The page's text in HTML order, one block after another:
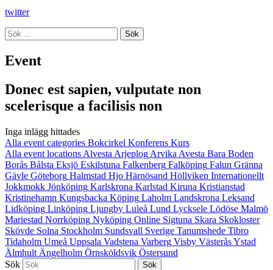
twitter
Sök
Event
Donec est sapien, vulputate non
scelerisque a facilisis non
Inga inlägg hittades
Alla event categories Bokcirkel Konferens Kurs
Alla event locations Alvesta Arjeplog Arvika Avesta Bara Boden
Borås Bålsta Eksjö Eskilstuna Falkenberg Falköping Falun Gränna
Gävle Göteborg Halmstad Hjo Härnösand Höllviken Internationellt
Jokkmokk Jönköping Karlskrona Karlstad Kiruna Kristianstad
Kristinehamn Kungsbacka Köping Laholm Landskrona Leksand
Lidköping Linköping Ljungby Luleå Lund Lycksele Lödöse Malmö
Mariestad Norrköping Nyköping Online Sigtuna Skara Skokloster
Skövde Solna Stockholm Sundsvall Sverige Tanumshede Tibro
Tidaholm Umeå Uppsala Vadstena Varberg Visby VästeråsYstad
Älmhult Ängelholm Örnsköldsvik Östersund
Sök